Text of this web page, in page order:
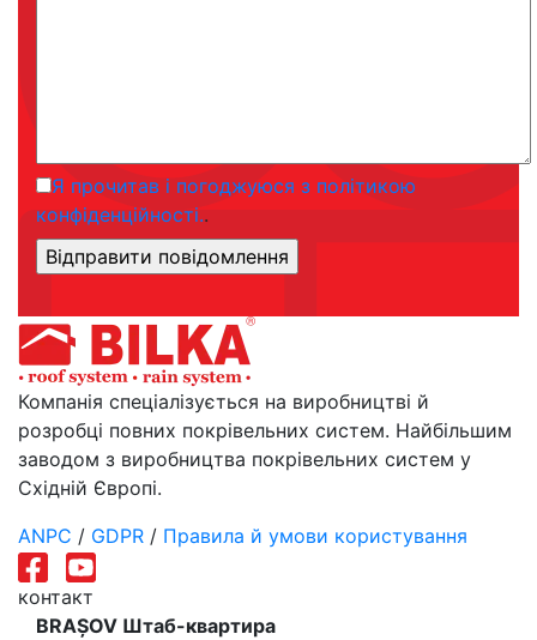
Я прочитав і погоджуюся з політикою
конфіденційності..
Компанія спеціалізується на виробництві й
розробці повних покрівельних систем. Найбільшим
заводом з виробництва покрівельних систем у
Східній Європі.
ANPC / GDPR / Правила й умови користування
контакт
BRAȘOV Штаб-квартира